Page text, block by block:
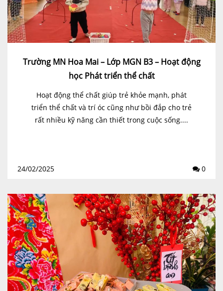
Trường MN Hoa Mai – Lớp MGN B3 – Hoạt động
học Phát triển thể chất
Hoạt động thể chất giúp trẻ khỏe mạnh, phát
triển thể chất và trí óc cũng như bồi đắp cho trẻ
rất nhiều kỹ năng cần thiết trong cuộc sống....
24/02/2025 0